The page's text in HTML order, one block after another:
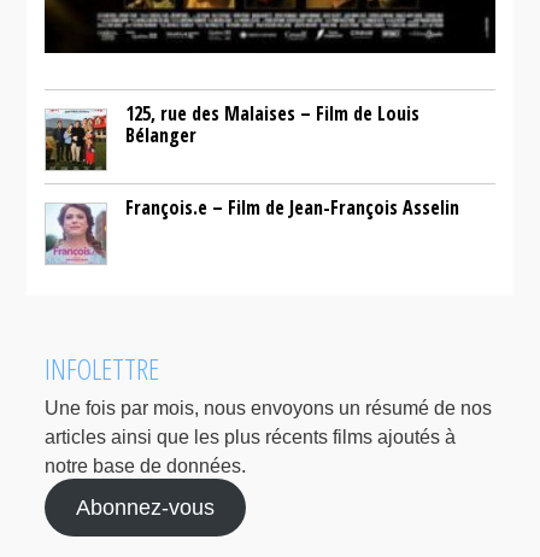
125, rue des Malaises – Film de Louis
Bélanger
François.e – Film de Jean-François Asselin
INFOLETTRE
Une fois par mois, nous envoyons un résumé de nos
articles ainsi que les plus récents films ajoutés à
notre base de données.
Abonnez-vous